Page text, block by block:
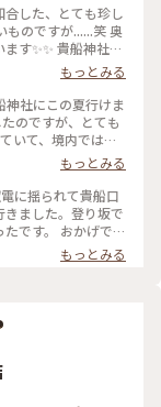
した、とても珍し
ものですが......笑 奥
す✨✨ 貴船神社ま
もっとみる
社にこの夏行けま
のですが、とても
いて、境内では七
旅のひと もっとみる
に揺られて貴船口
ました。登り坂で
です。 おかげで人
かったです。 御朱
寝早起きになりま
もっとみる